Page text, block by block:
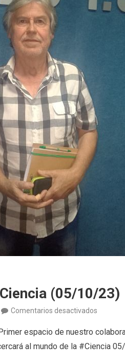
(05/10/23)
Comentarios desactivados
de
la
espacio de nuestro
al mundo de la #Ciencia